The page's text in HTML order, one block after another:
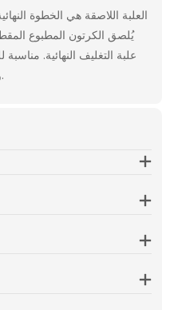
العلبة اللاصقة هي الخطوة
يُلصق الكرتون المطبوع
علبة التغليف النهائية.
وعلب الهدايا، وعلب العرض، وغيرها.